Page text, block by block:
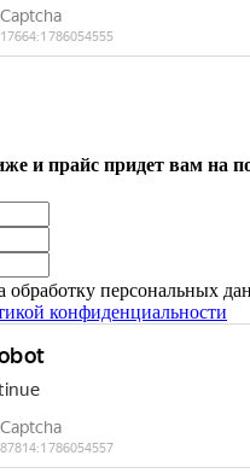
и прайс придет вам на
обработку персональных
конфиденциальности